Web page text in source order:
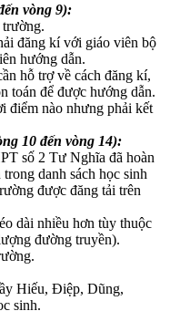
vòng 9):
đăng kí với giáo viên bộ
hướng dẫn.
hỗ trợ về cách đăng kí,
toán để được hướng dẫn.
điểm nào nhưng phải kết
10 đến vòng 14):
số 2 Tư Nghĩa đã hoàn
danh sách học sinh
được đăng tải trên
dài nhiều hơn tùy thuộc
đường truyền).
Hiếu, Điệp, Dũng,
sinh.